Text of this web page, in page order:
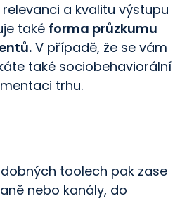
a kvalitu výstupu
také forma průzkumu
V případě, že se vám
také sociobehaviorální
trhu.
toolech pak zase
nebo kanály, do